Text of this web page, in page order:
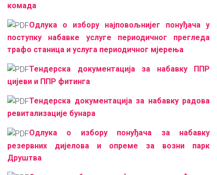
комада
Одлука о избору најповољнијег понуђача у
поступку набавке услуге периодичног прегледа
трафо станица и услуга периодичног мјерења
Тендерска документација за набавку ППР
цијеви и ППР фитинга
Тендерска документација за набавку радова
ревитализације бунара
Одлука о избору понуђача за набавку
резервних дијелова и опреме за возни парк
Друштва